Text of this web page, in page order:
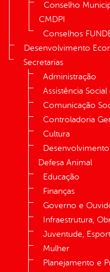
Conselho
CMDPI
Conselhos
Desenvolvimento
Secretarias
Administração
Assistência
Comunicação
Controladoria
Cultura
Defesa Animal
Educação
Finanças
Governo e
Infraestrutura,
Juventude,
Mulher
Planejamento e